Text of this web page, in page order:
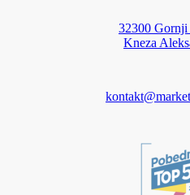
32300
Kneza